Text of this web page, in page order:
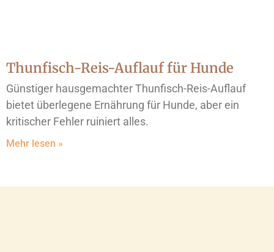
Thunfisch-Reis-Auflauf für Hunde
Günstiger hausgemachter Thunfisch-Reis-Auflauf
bietet überlegene Ernährung für Hunde, aber ein
kritischer Fehler ruiniert alles.
Mehr lesen »